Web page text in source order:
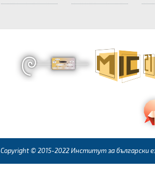
Copyright © 2015-2022 Институт за български